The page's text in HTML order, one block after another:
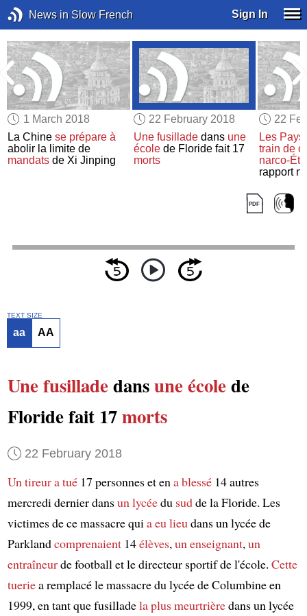
News in Slow French Sign In
1 March 2018
La Chinese prépare à
abolir la limite de
mandats de Xi Jinping
22 February 2018
Une fusilladedans une
écolede Floride fait 17
morts
22
Les
train de
narco-
rapport
TEXT SIZE
aa AA
Une fusilladedansune écolede
Floride fait 17morts
22 February 2018
Un tireura tué17 personnes et ena blessé14 autres
mercredi dernier dansun lycéedu sudde la Floride. Les
victimes de ce massacre quia eu lieudans un lycée de
Parklandcomprenaient14élèves,un enseignant,un
entraîneurde football et le directeur sportif de l'école. Cette
tueriea remplacé le massacre du lycée de Columbine en
1999, en tant que fusilladela plus meurtrièredans un lycée